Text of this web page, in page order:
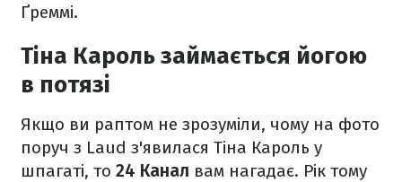
Ґреммі.
Тіна Кароль займається йогою
в потязі
Якщо ви раптом не зрозуміли, чому на фото
поруч з Laud з'явилася Тіна Кароль у
шпагаті, то 24 Канал вам нагадає. Рік тому